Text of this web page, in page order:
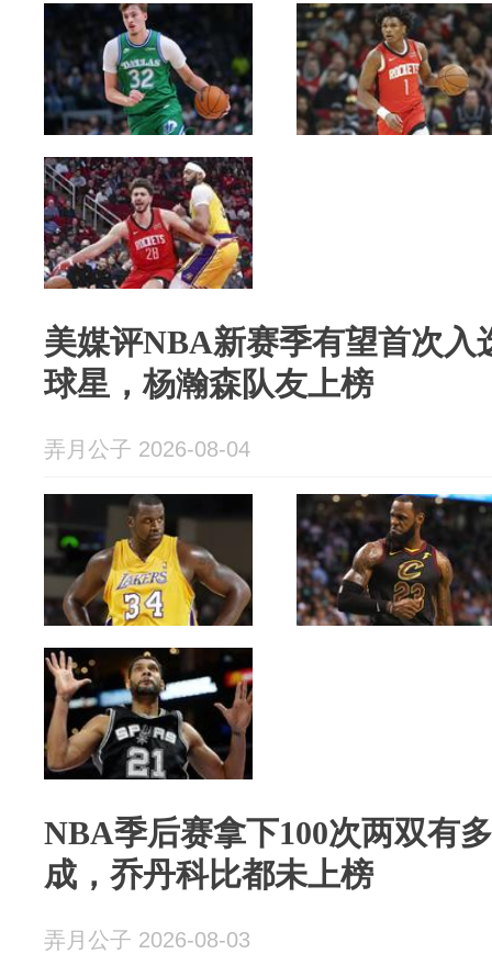
美媒评NBA新赛季有望首次入
球星，杨瀚森队友上榜
弄月公子 2026-08-04
NBA季后赛拿下100次两双有
成，乔丹科比都未上榜
弄月公子 2026-08-03